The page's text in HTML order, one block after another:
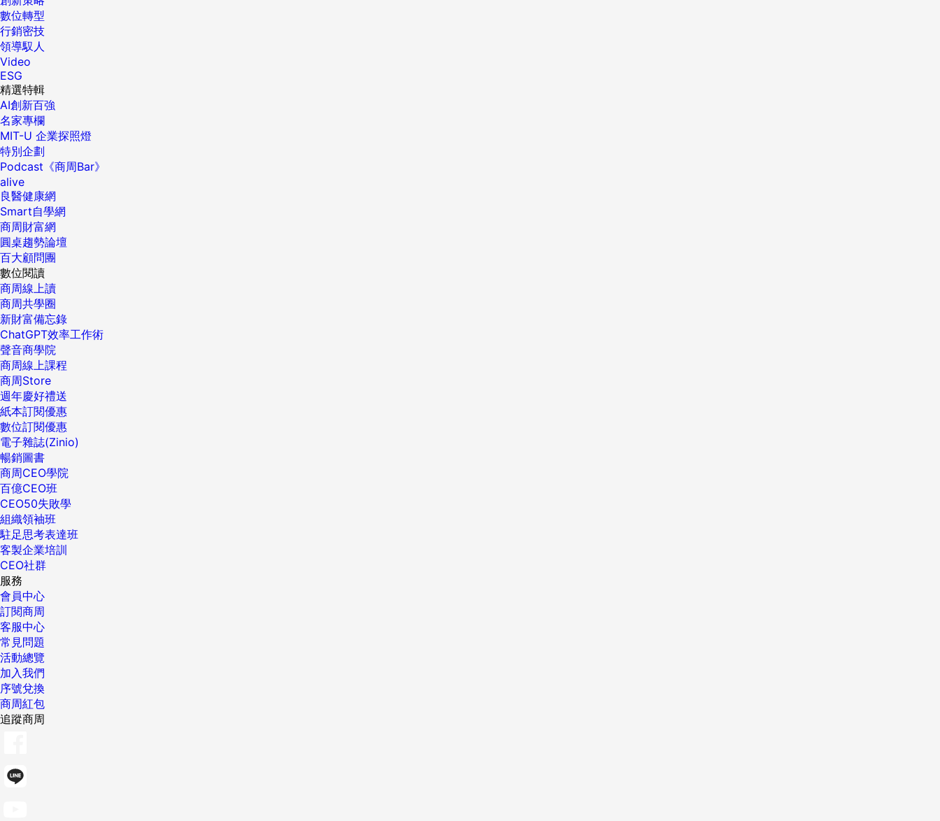
數位轉型
行銷密技
領導馭人
Video
ESG
精選特輯
AI創新百強
名家專欄
MIT-U 企業探照燈
特別企劃
Podcast《商周Bar》
alive
良醫健康網
Smart自學網
商周財富網
圓桌趨勢論壇
百大顧問團
數位閱讀
商周線上讀
商周共學圈
新財富備忘錄
ChatGPT效率工作術
聲音商學院
商周線上課程
商周Store
週年慶好禮送
紙本訂閱優惠
數位訂閱優惠
電子雜誌(Zinio)
暢銷圖書
商周CEO學院
百億CEO班
CEO50失敗學
組織領袖班
駐足思考表達班
客製企業培訓
CEO社群
服務
會員中心
訂閱商周
客服中心
常見問題
活動總覽
加入我們
序號兌換
商周紅包
追蹤商周